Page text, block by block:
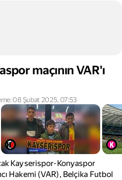
maçının VAR'ı
08 Şubat 2025, 07:53
Kayserispor-Konyaspor
Hakemi (VAR), Belçika Futbol